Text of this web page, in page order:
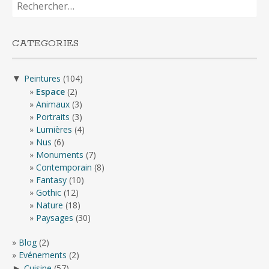
CATEGORIES
▼ Peintures (104)
Espace (2)
Animaux (3)
Portraits (3)
Lumières (4)
Nus (6)
Monuments (7)
Contemporain (8)
Fantasy (10)
Gothic (12)
Nature (18)
Paysages (30)
Blog (2)
Evénements (2)